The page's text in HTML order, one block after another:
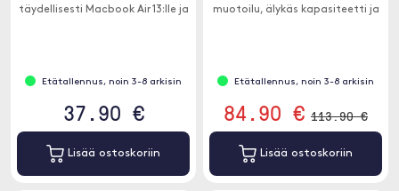
täydellisesti Macbook Air 13:lle ja
Etätallennus, noin 3-8 arkisin
37.90 €
Lisää ostoskoriin
muotoilu, älykäs kapasiteetti ja
Etätallennus, noin 3-8 arkisin
84.90 € 113.90 €
Lisää ostoskoriin